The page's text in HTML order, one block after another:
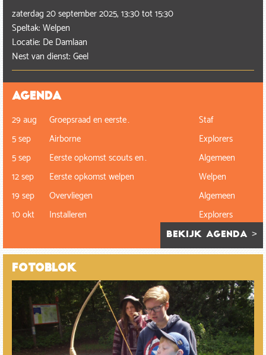
zaterdag 20 september 2025, 13:30tot15:30
Speltak: Welpen
Locatie: De Damlaan
Nest van dienst: Geel
Agenda
29 aug Groepsraad en eerste…
Staf
5 sep
Airborne
Explorers
5 sep
Eerste opkomst scouts en…
Algemeen
12 sep
Eerste opkomst welpen
Welpen
19 sep
Overvliegen
Algemeen
10 okt
Installeren Explorers
bekijk agenda >
Fotoblok